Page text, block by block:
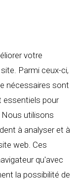
votre
Parmi ceux-ci,
nécessaires sont
essentiels pour
utilisons
à analyser et à
web. Ces
qu'avec
la possibilité de